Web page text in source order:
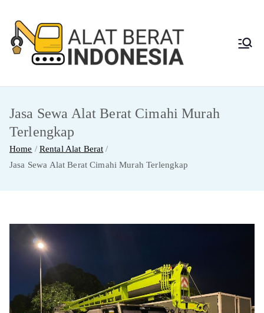
content
Berat
Indon
Jasa Sewa Alat
Jasa Sewa Alat Berat Cimahi Murah
Terlengkap
Home
Rental Alat Berat
Jasa Sewa Alat Berat Cimahi Murah Terlengkap